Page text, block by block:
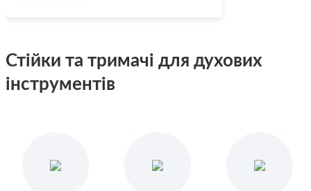
Стійки та тримачі для духових
інструментів